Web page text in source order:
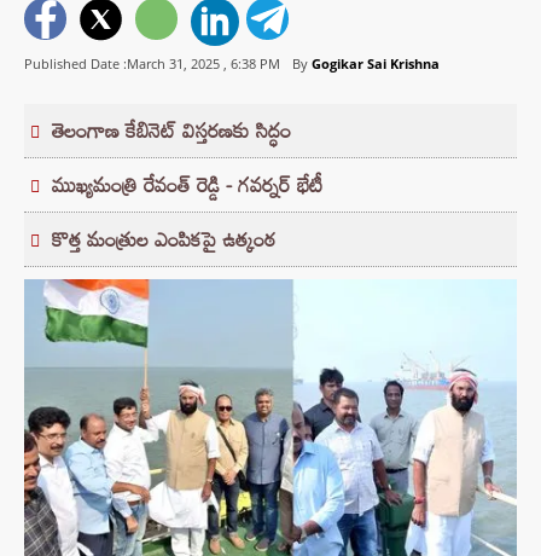
Published Date :March 31, 2025 , 6:38 PM By Gogikar Sai Krishna
తెలంగాణ కేబినెట్ విస్తరణకు సిద్ధం
ముఖ్యమంత్రి రేవంత్ రెడ్డి - గవర్నర్ భేటీ
కొత్త మంత్రుల ఎంపికపై ఉత్కంఠ